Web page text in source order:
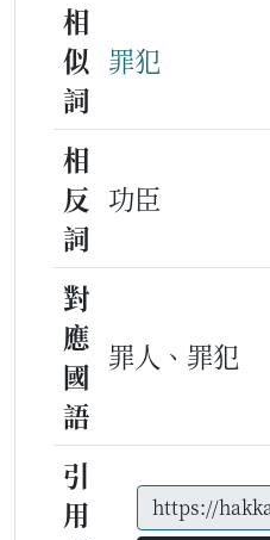
相
似
詞
罪犯
相
反
詞
功臣
對
應
國
語
罪人、罪犯
引
用